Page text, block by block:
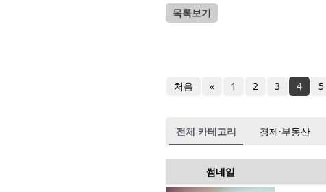
목록보기
처음 « 1 2 3 4 5
전체 카테고리 경제·부동산
썸네일